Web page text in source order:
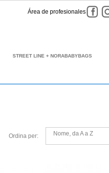
Área de profesionales
STREET LINE + NORABABYBAGS
Ordina per: Nome, da A a Z